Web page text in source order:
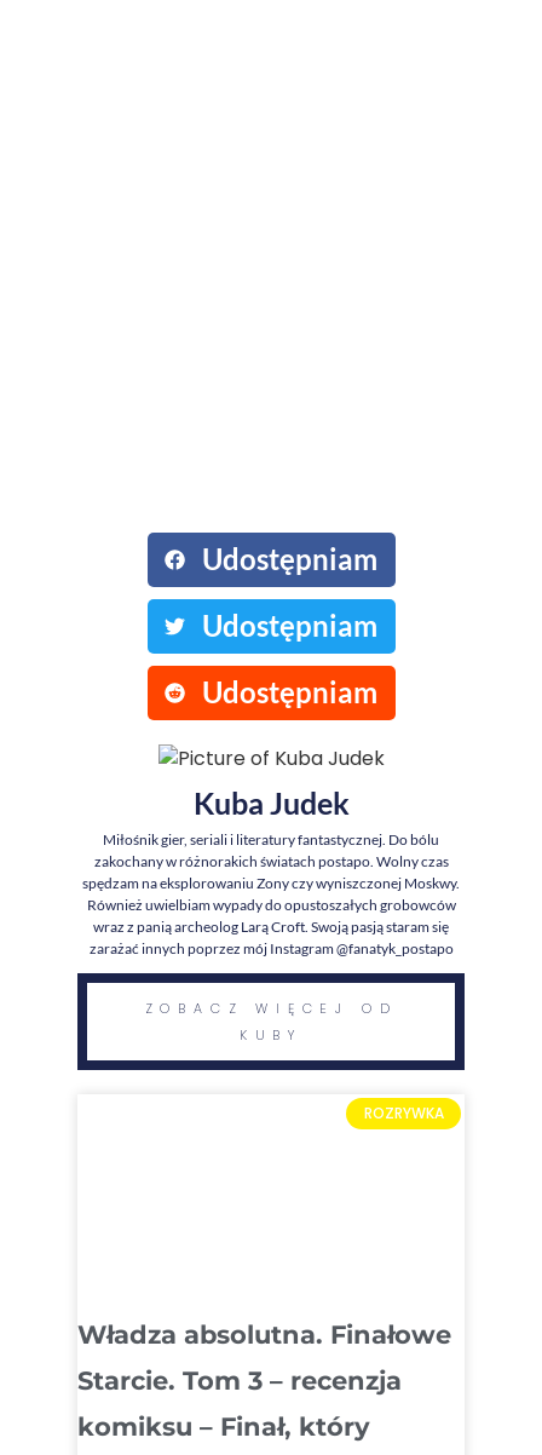
Udostępniam
Udostępniam
Udostępniam
Kuba Judek
Miłośnik gier, seriali i literatury fantastycznej. Do bólu
zakochany w różnorakich światach postapo. Wolny czas
spędzam na eksplorowaniu Zony czy wyniszczonej Moskwy.
Również uwielbiam wypady do opustoszałych grobowców
wraz z panią archeolog Larą Croft. Swoją pasją staram się
zarażać innych poprzez mój Instagram @fanatyk_postapo
ZOBACZ WIĘCEJ OD
KUBY
ROZRYWKA
Władza absolutna. Finałowe
Starcie. Tom 3 – recenzja
komiksu – Finał, który